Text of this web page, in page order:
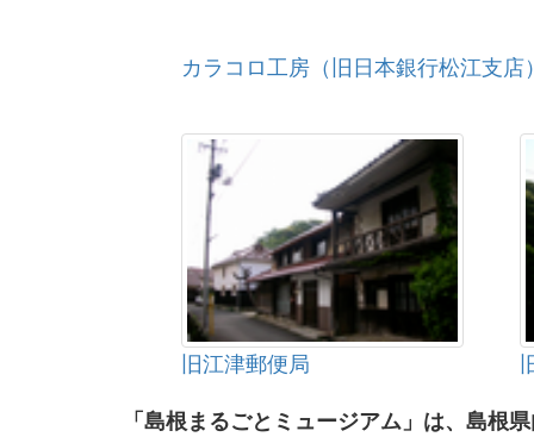
カラコロ工房（旧日本銀行松江支店
旧江津郵便局
「島根まるごとミュージアム」は、島根